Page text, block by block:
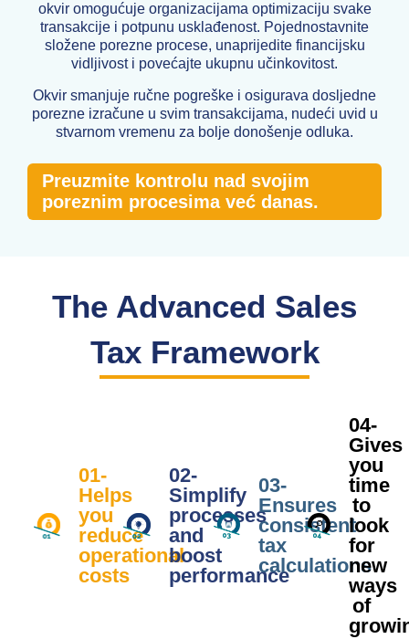
okvir omogućuje organizacijama optimizaciju svake
transakcije i potpunu usklađenost. Pojednostavnite
složene porezne procese, unaprijedite financijsku
vidljivost i povećajte ukupnu učinkovitost.
Okvir smanjuje ručne pogreške i osigurava dosljedne
porezne izračune u svim transakcijama, nudeći uvid u
stvarnom vremenu za bolje donošenje odluka.
Preuzmite kontrolu nad svojim
poreznim procesima već danas.
The Advanced Sales
Tax Framework
01-
Helps
you
reduce
operational
costs
02-
Simplify
processes
and
boost
performance
03-
Ensures
consistent
tax
calculations
04-
Gives
you
time
to
look
for
new
ways
of